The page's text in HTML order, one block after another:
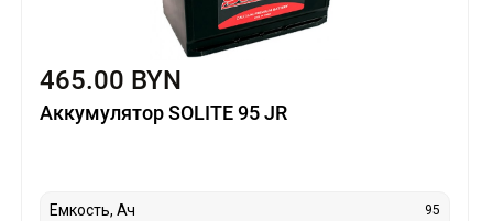
465.00 BYN
Аккумулятор SOLITE 95 JR
Емкость, Ач 95